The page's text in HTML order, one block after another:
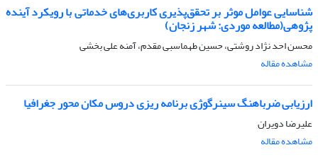
شناسایی عوامل موثر بر تحقق‌پذیری کاربری‌های خدماتی با رویکرد آینده
پژوهی(مطالعه موردی: شهر زنجان)
محسن احد نژاد روشتی، حسین طهماسبی مقدم، آمنه علی بخشی
مشاهده مقاله
ارزیابی ضرباهنگ سینرگوژی برنامه ریزی دروس مکان محور جغرافیا
علیرضا دویران
مشاهده مقاله